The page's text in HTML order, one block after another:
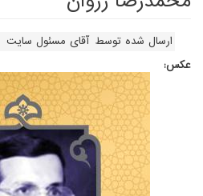
ارسال شده توسط آقای مسئول سایت
عکس: